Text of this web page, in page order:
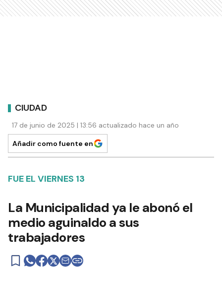
CIUDAD
17 de junio de 2025 | 13:56 actualizado hace un año
Añadir como fuente en
FUE EL VIERNES 13
La Municipalidad ya le abonó el
medio aguinaldo a sus
trabajadores